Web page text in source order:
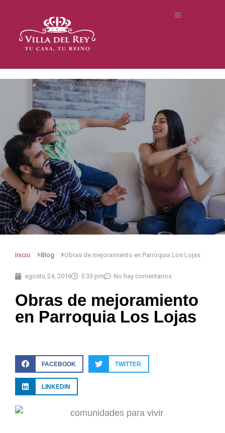
Inicio Blog Obras de mejoramiento en Parroquia Los Lojas
agosto 24, 2016 5:33 pm No hay comentarios
Obras de mejoramiento
en Parroquia Los Lojas
FACEBOOK TWITTER
LINKEDIN